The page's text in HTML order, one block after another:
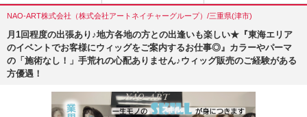
NAO-ART株式会社（株式会社アートネイチャーグループ）/三重県(津市)
月1回程度の出張あり♪地方各地の方との出逢いも楽しい★『東海エリア
のイベントでお客様にウィッグをご案内するお仕事◎』カラーやパーマ
の「施術なし！」手荒れの心配ありません♪ウィッグ販売のご経験がある
方優遇！